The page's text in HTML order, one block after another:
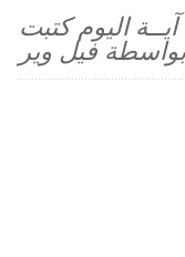
اليوم كتبت
بواسطة فيل وير